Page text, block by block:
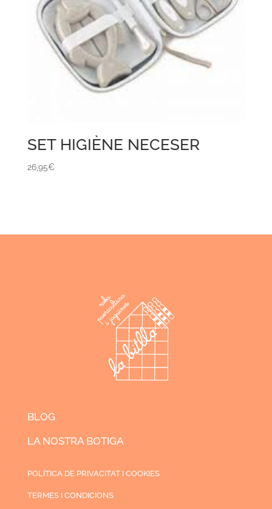
SET HIGIÈNE NECESER
26,95€
BLOG
LA NOSTRA BOTIGA
POLÍTICA DE PRIVACITAT I COOKIES
TERMES I CONDICIONS